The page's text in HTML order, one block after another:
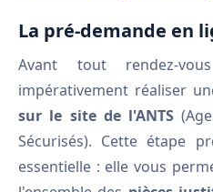
La pré-demande en
Avant tout rendez-
impérativement réaliser
sur le site de l'ANTS
Sécurisés). Cette étape
essentielle : elle vous